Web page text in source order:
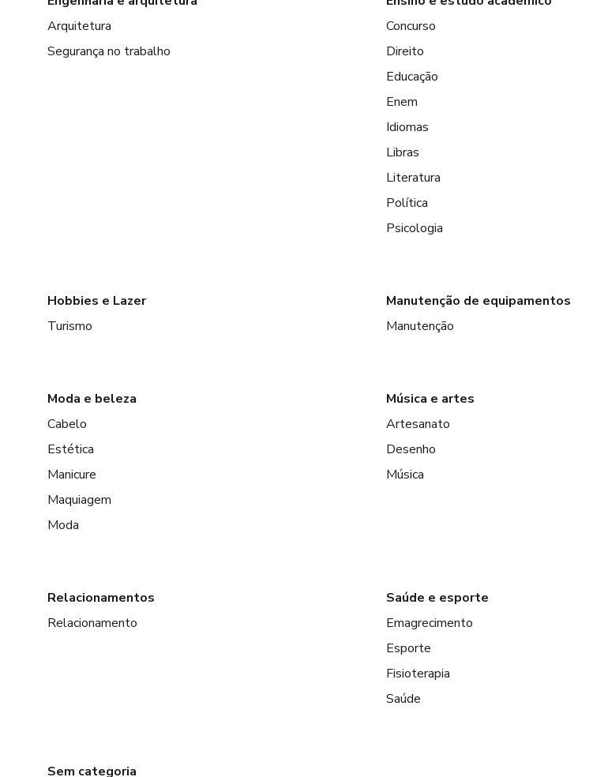
Arquitetura
Segurança no trabalho
Concurso
Direito
Educação
Enem
Idiomas
Libras
Literatura
Política
Psicologia
Hobbies e Lazer
Turismo
Manutenção de equipamentos
Manutenção
Moda e beleza
Cabelo
Estética
Manicure
Maquiagem
Moda
Música e artes
Artesanato
Desenho
Música
Relacionamentos
Relacionamento
Saúde e esporte
Emagrecimento
Esporte
Fisioterapia
Saúde
Sem categoria